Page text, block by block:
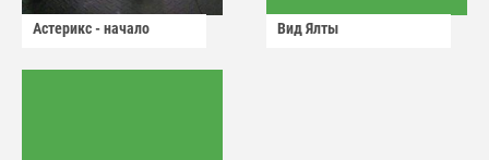
Астерикс - начало Вид Ялты